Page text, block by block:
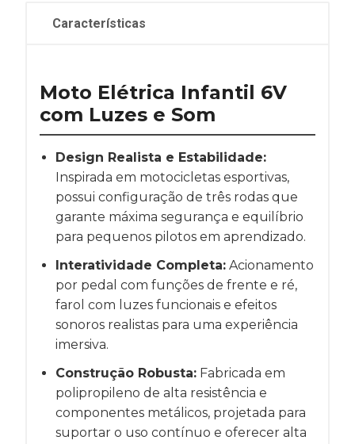
Características
Moto Elétrica Infantil 6V
com Luzes e Som
Design Realista e Estabilidade:
Inspirada em motocicletas esportivas,
possui configuração de três rodas que
garante máxima segurança e equilíbrio
para pequenos pilotos em aprendizado.
Interatividade Completa: Acionamento
por pedal com funções de frente e ré,
farol com luzes funcionais e efeitos
sonoros realistas para uma experiência
imersiva.
Construção Robusta: Fabricada em
polipropileno de alta resistência e
componentes metálicos, projetada para
suportar o uso contínuo e oferecer alta